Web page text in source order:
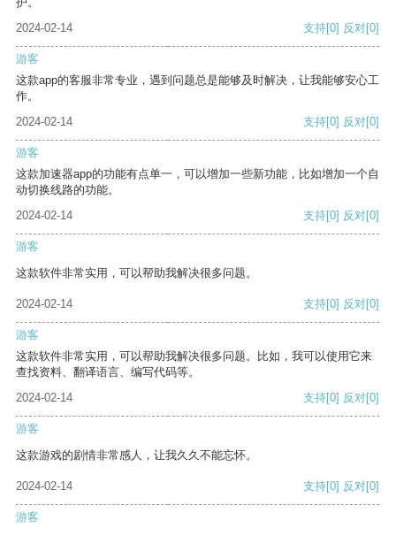
2024-02-14
支持[0] 反对[0]
游客
这款app的客服非常专业，遇到问题总是能够及时解决，让我能够安心工
作。
2024-02-14
支持[0] 反对[0]
游客
这款加速器app的功能有点单一，可以增加一些新功能，比如增加一个自
动切换线路的功能。
2024-02-14
支持[0] 反对[0]
游客
这款软件非常实用，可以帮助我解决很多问题。
2024-02-14 支持[0] 反对[0]
游客
这款软件非常实用，可以帮助我解决很多问题。比如，我可以使用它来
查找资料、翻译语言、编写代码等。
2024-02-14
支持[0] 反对[0]
游客
这款游戏的剧情非常感人，让我久久不能忘怀。
2024-02-14 支持[0] 反对[0]
游客